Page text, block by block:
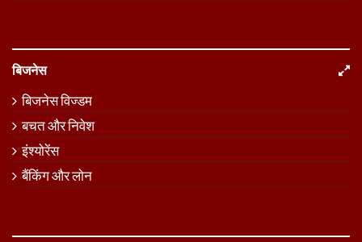
बिजनेस
बिजनेस विज्डम
बचत और निवेश
इंश्योरेंस
बैंकिंग और लोन